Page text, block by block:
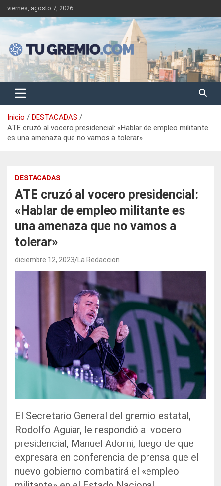
Saltar
al
contenido
viernes, agosto 7, 2026
Tu Gremio
Sitio de noticias gremiales – laborales
Inicio
DESTACADAS
ATE cruzó al vocero presidencial: «Hablar de empleo militante
es una amenaza que no vamos a tolerar»
DESTACADAS
ATE cruzó al vocero presidencial:
«Hablar de empleo militante es
una amenaza que no vamos a
tolerar»
diciembre 12, 2023 La Redaccion
El Secretario General del gremio estatal,
Rodolfo Aguiar, le respondió al vocero
presidencial, Manuel Adorni, luego de que
expresara en conferencia de prensa que el
nuevo gobierno combatirá el «empleo